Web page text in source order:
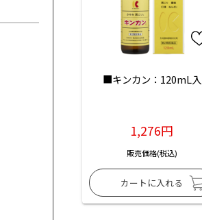
■キンカン：120mL入
1,276円
販売価格(税込)